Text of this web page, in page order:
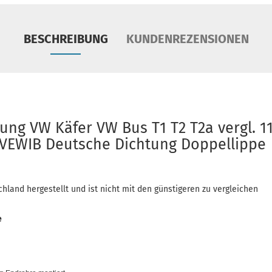
BESCHREIBUNG KUNDENREZENSIONEN
VW Käfer VW Bus T1 T2 T2a vergl.
Deutsche Dichtung Doppellippe
hergestellt und ist nicht mit den günstigeren zu vergleichen